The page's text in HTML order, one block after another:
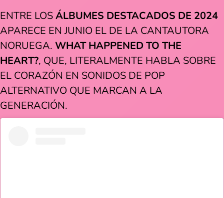
ENTRE LOSÁLBUMES DESTACADOS DE 2024
APARECE EN JUNIO EL DE LA CANTAUTORA
NORUEGA. WHAT HAPPENED TO THE
HEART?, QUE, LITERALMENTE HABLA SOBRE
EL CORAZÓN EN SONIDOS DE POP
ALTERNATIVO QUE MARCAN A LA
GENERACIÓN.